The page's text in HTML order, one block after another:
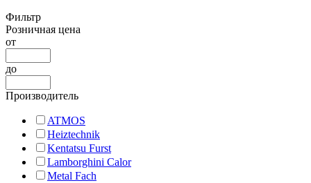
Фильтр
Розничная цена
от
до
Производитель
ATMOS
Heiztechnik
Kentatsu Furst
Lamborghini Calor
Metal Fach